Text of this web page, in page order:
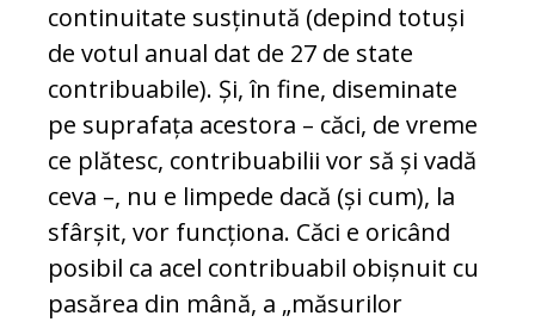
continuitate susținută (depind totuși
de votul anual dat de 27 de state
contribuabile). Și, în fine, diseminate
pe suprafața acestora – căci, de vreme
ce plătesc, contribuabilii vor să și vadă
ceva –, nu e limpede dacă (și cum), la
sfârșit, vor funcționa. Căci e oricând
posibil ca acel contribuabil obișnuit cu
pasărea din mână, a „măsurilor